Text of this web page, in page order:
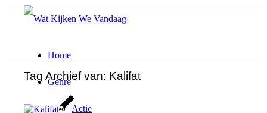
Home
Genre
Actie
Tag Archief van: Kalifat